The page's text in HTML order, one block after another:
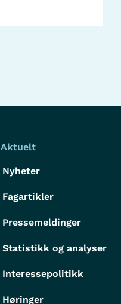
Aktuelt
Nyheter
Fagartikler
Pressemeldinger
Statistikk og analyser
Interessepolitikk
Høringer